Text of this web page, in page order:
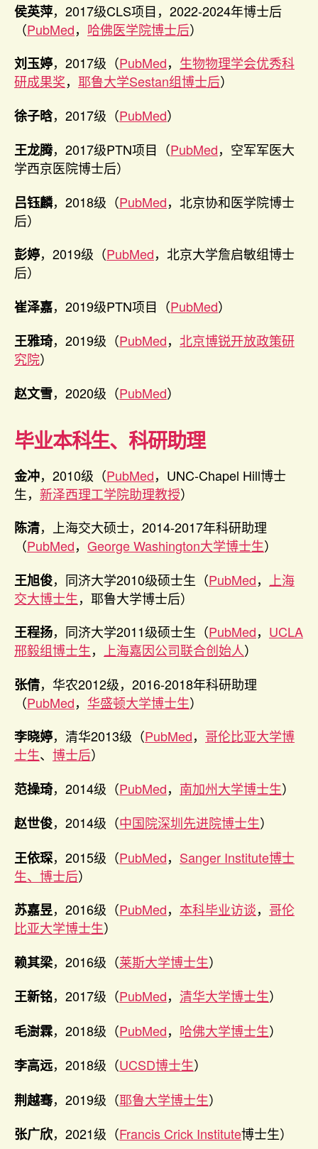
侯英萍，2017级CLS项目，2022-2024年博士后
（PubMed， 哈佛医学院博士后）
刘玉婷，2017级（PubMed， 生物物理学会优秀科
研成果奖， 耶鲁大学Sestan组博士后）
徐子晗，2017级（PubMed）
王龙腾，2017级PTN项目（PubMed，空军军医大
学西京医院博士后）
吕钰麟，2018级（PubMed，北京协和医学院博士
后）
彭婷，2019级（PubMed，北京大学詹启敏组博士
后）
崔泽嘉，2019级PTN项目（PubMed）
王雅琦，2019级（PubMed， 北京博锐开放政策研
究院）
赵文雪，2020级（PubMed）
毕业本科生、科研助理
金冲，2010级（PubMed，UNC-Chapel Hill博士
生， 新泽西理工学院助理教授）
陈清，上海交大硕士，2014-2017年科研助理
（PubMed， George Washington大学博士生）
王旭俊，同济大学2010级硕士生（PubMed，
上海
交大博士生，耶鲁大学博士后）
王程扬，同济大学2011级硕士生（PubMed， UCLA
邢毅组博士生， 上海嘉因公司联合创始人）
张倩，华农2012级，2016-2018年科研助理
（PubMed， 华盛顿大学博士生）
李晓婷，清华2013级（PubMed， 哥伦比亚大学博
士生、 博士后）
范操琦，2014级（PubMed， 南加州大学博士生）
赵世俊，2014级（中国院深圳先进院博士生）
王依琛，2015级（PubMed， Sanger Institute博士
生、博士后）
苏嘉昱，2016级（PubMed， 本科毕业访谈， 哥伦
比亚大学博士生）
赖其梁，2016级（莱斯大学博士生）
王新铭，2017级（PubMed， 清华大学博士生）
毛澍霖，2018级（PubMed， 哈佛大学博士生）
李高远，2018级（UCSD博士生）
荆越骞，2019级（耶鲁大学博士生）
张广欣，2021级（Francis Crick Institute博士生）